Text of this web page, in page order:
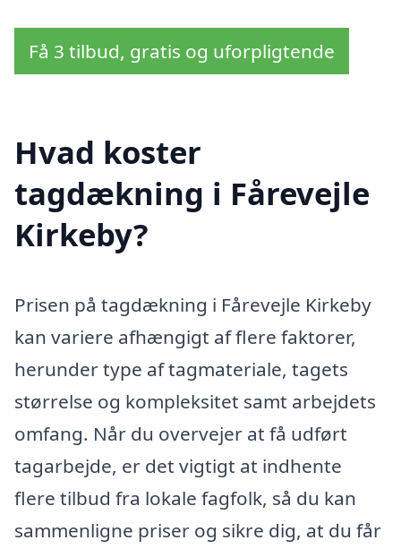
Få 3 tilbud, gratis og uforpligtende
Hvad koster
tagdækning i Fårevejle
Kirkeby?
Prisen på tagdækning i Fårevejle Kirkeby
kan variere afhængigt af flere faktorer,
herunder type af tagmateriale, tagets
størrelse og kompleksitet samt arbejdets
omfang. Når du overvejer at få udført
tagarbejde, er det vigtigt at indhente
flere tilbud fra lokale fagfolk, så du kan
sammenligne priser og sikre dig, at du får